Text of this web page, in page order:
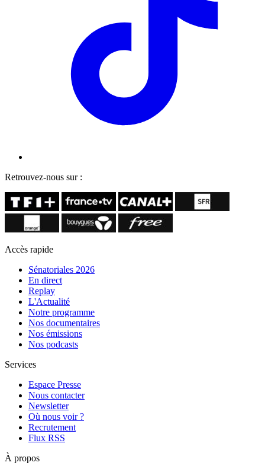
Retrouvez-nous sur :
Accès rapide
Sénatoriales 2026
En direct
Replay
L'Actualité
Notre programme
Nos documentaires
Nos émissions
Nos podcasts
Services
Espace Presse
Nous contacter
Newsletter
Où nous voir ?
Recrutement
Flux RSS
À propos